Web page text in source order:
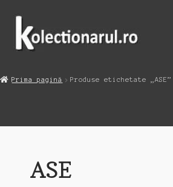
Sari
navigare
Sari
conținut
Contact
Prima pagină Produse etichetate „ASE”
ASE